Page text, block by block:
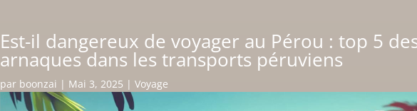
Est-il dangereux de voyager au Pérou : top 5
arnaques dans les transports péruviens
par boonzai | Mai 3, 2025 | Voyage